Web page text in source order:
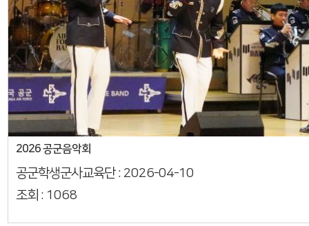
2026 공군음악회
공군학생군사교육단 : 2026-04-10
조회 : 1068